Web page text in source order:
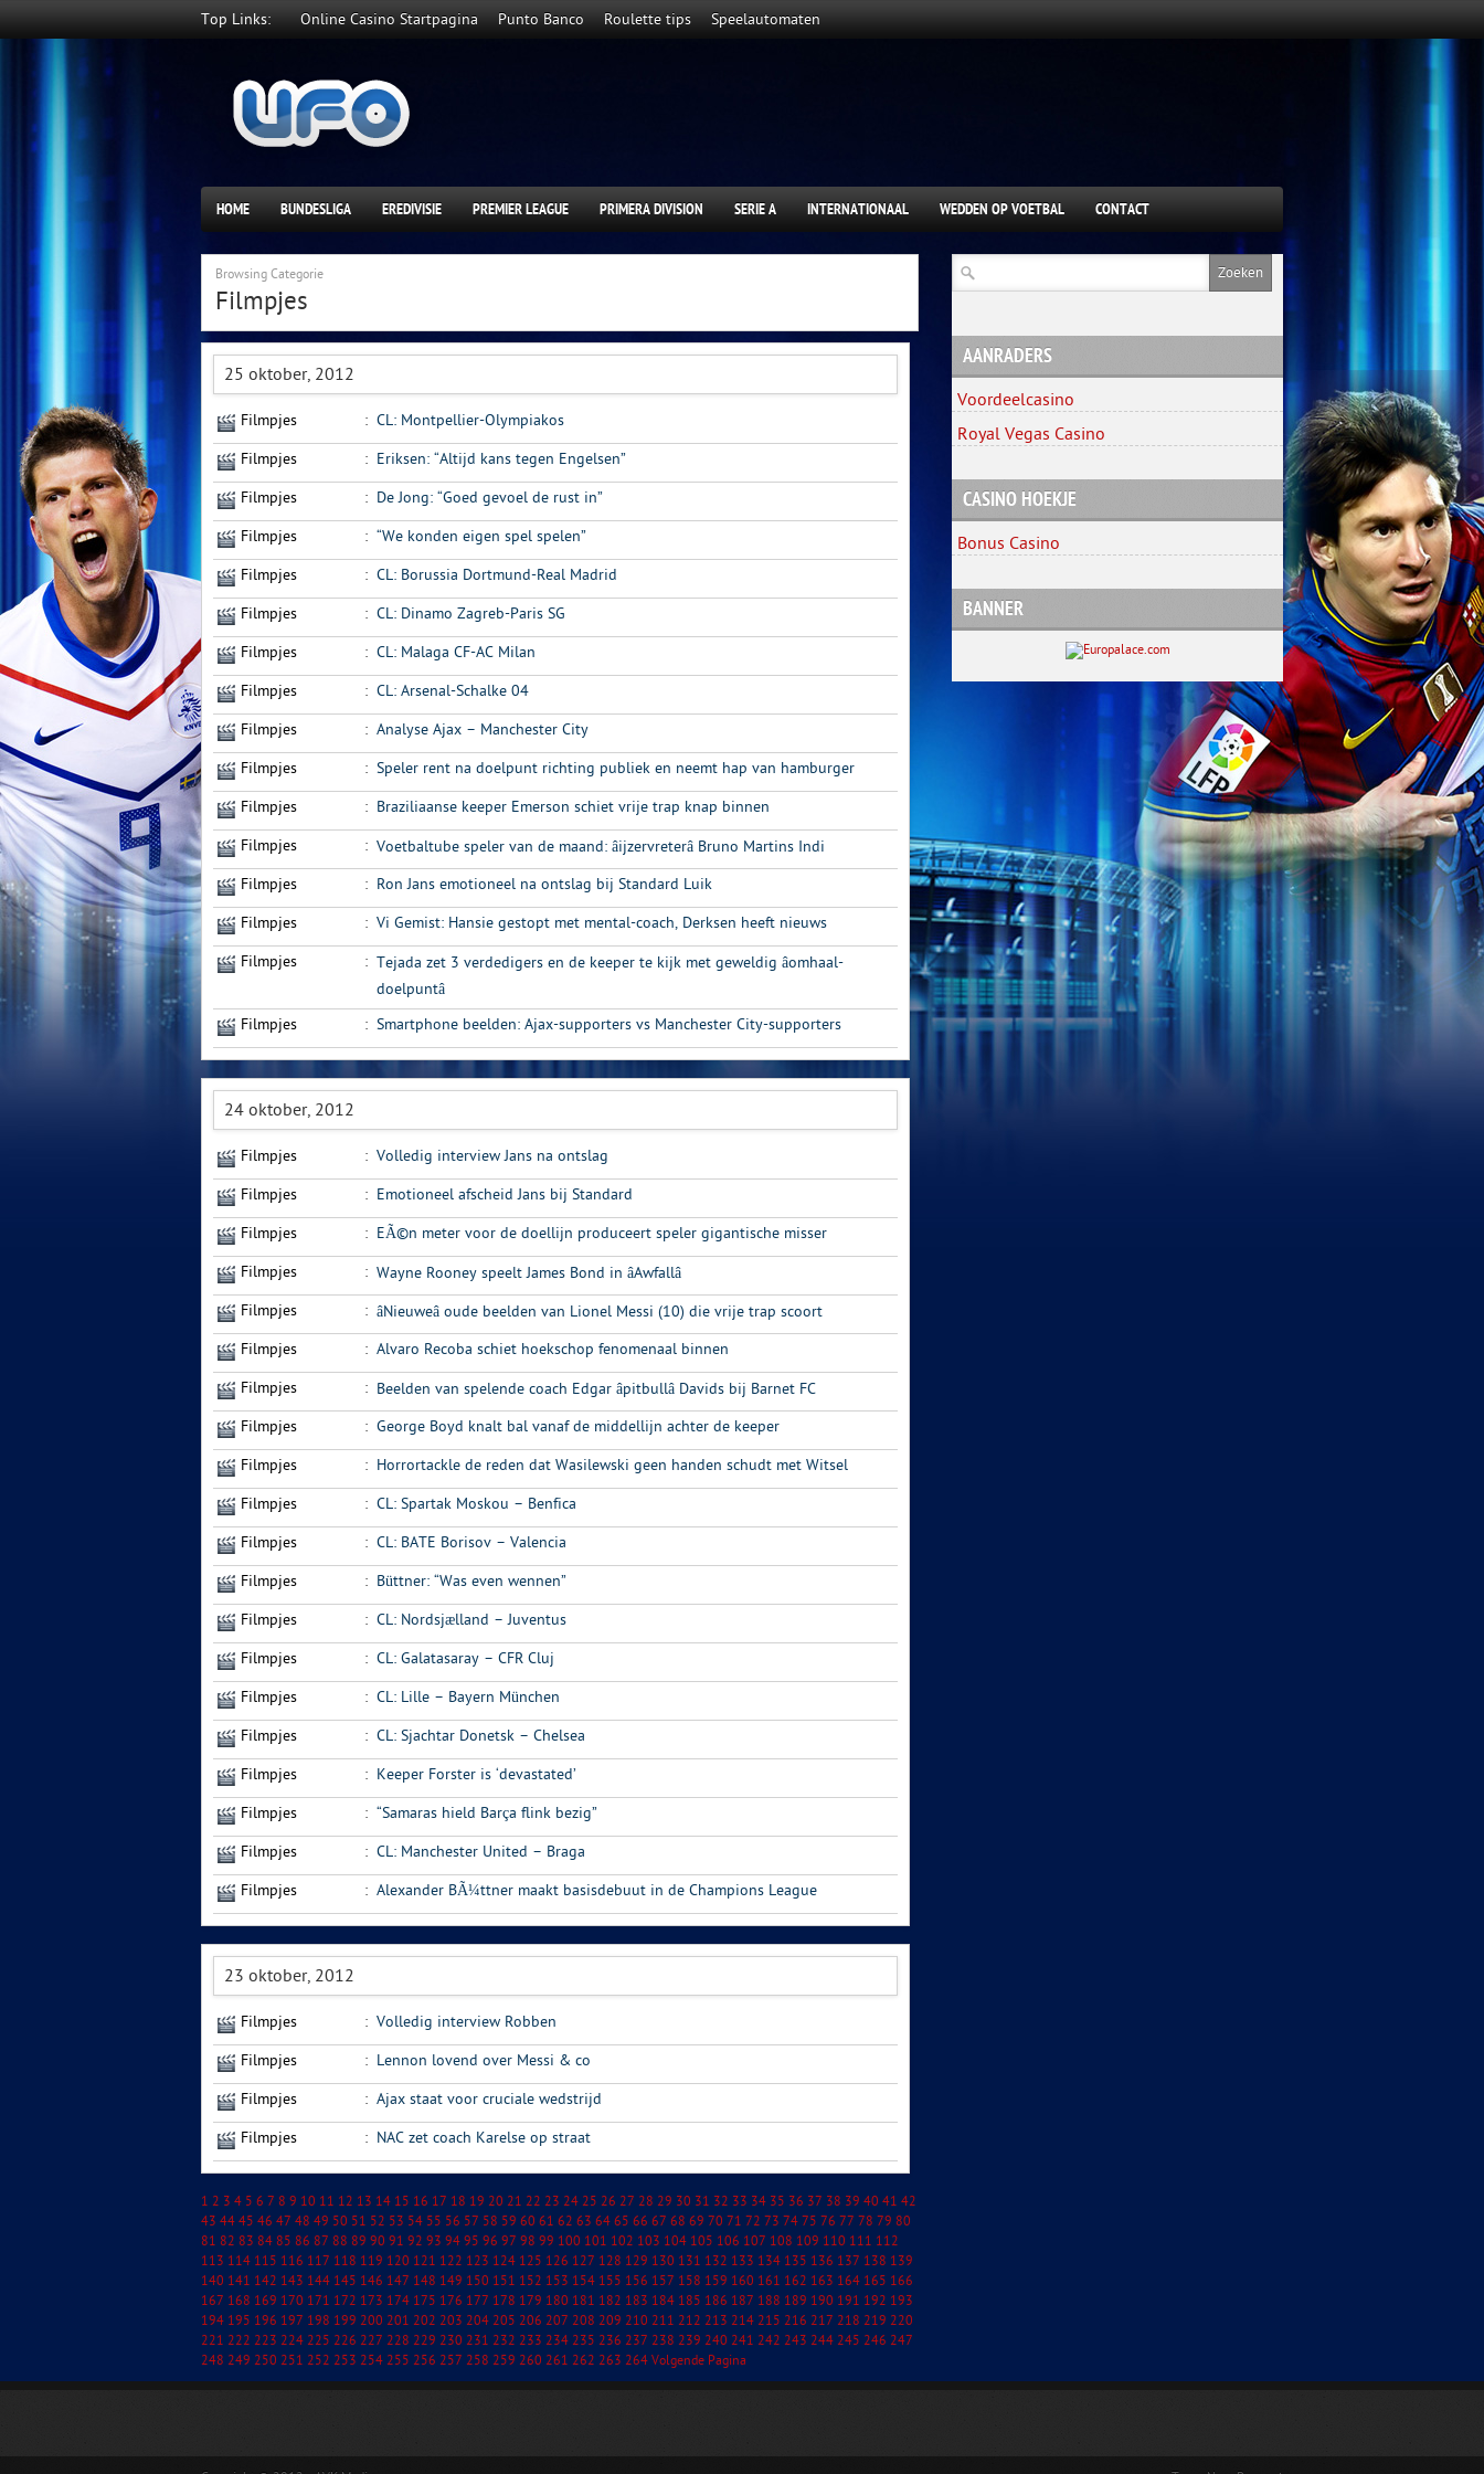
Top Links: Online Casino Startpagina Punto Banco Roulette tips Speelautomaten
HOME BUNDESLIGA EREDIVISIE PREMIER LEAGUE PRIMERA DIVISION SERIE A INTERNATIONAAL WEDDEN OP VOETBAL CONTACT
Browsing Categorie
Filmpjes
25 oktober, 2012
Filmpjes : CL: Montpellier-Olympiakos
Filmpjes : Eriksen: “Altijd kans tegen Engelsen”
Filmpjes : De Jong: “Goed gevoel de rust in”
Filmpjes : “We konden eigen spel spelen”
Filmpjes : CL: Borussia Dortmund-Real Madrid
Filmpjes : CL: Dinamo Zagreb-Paris SG
Filmpjes : CL: Malaga CF-AC Milan
Filmpjes : CL: Arsenal-Schalke 04
Filmpjes : Analyse Ajax – Manchester City
Filmpjes : Speler rent na doelpunt richting publiek en neemt hap van hamburger
Filmpjes : Braziliaanse keeper Emerson schiet vrije trap knap binnen
Filmpjes : Voetbaltube speler van de maand: âijzervreterâ Bruno Martins Indi
Filmpjes
: Ron Jans emotioneel na ontslag bij Standard Luik
Filmpjes : Vi Gemist: Hansie gestopt met mental-coach, Derksen heeft nieuws
Filmpjes : Tejada zet 3 verdedigers en de keeper te kijk met geweldig âomhaal-
doelpuntâ
Filmpjes
: Smartphone beelden: Ajax-supporters vs Manchester City-supporters
24 oktober, 2012
Filmpjes : Volledig interview Jans na ontslag
Filmpjes : Emotioneel afscheid Jans bij Standard
Filmpjes : EÃ©n meter voor de doellijn produceert speler gigantische misser
Filmpjes : Wayne Rooney speelt James Bond in âAwfallâ
Filmpjes
: âNieuweâ oude beelden van Lionel Messi (10) die vrije trap scoort
Filmpjes
: Alvaro Recoba schiet hoekschop fenomenaal binnen
Filmpjes : Beelden van spelende coach Edgar âpitbullâ Davids bij Barnet FC
Filmpjes
: George Boyd knalt bal vanaf de middellijn achter de keeper
Filmpjes : Horrortackle de reden dat Wasilewski geen handen schudt met Witsel
Filmpjes : CL: Spartak Moskou – Benfica
Filmpjes : CL: BATE Borisov – Valencia
Filmpjes : Büttner: “Was even wennen”
Filmpjes : CL: Nordsjælland – Juventus
Filmpjes : CL: Galatasaray – CFR Cluj
Filmpjes : CL: Lille – Bayern München
Filmpjes : CL: Sjachtar Donetsk – Chelsea
Filmpjes : Keeper Forster is ‘devastated’
Filmpjes : “Samaras hield Barça flink bezig”
Filmpjes : CL: Manchester United – Braga
Filmpjes : Alexander BÃ¼ttner maakt basisdebuut in de Champions League
23 oktober, 2012
Filmpjes : Volledig interview Robben
Filmpjes : Lennon lovend over Messi & co
Filmpjes : Ajax staat voor cruciale wedstrijd
Filmpjes : NAC zet coach Karelse op straat
1 2 3 4 5 6 7 8 9 10 11 12 13 14 15 16 17 18 19 20 21 22 23 24 25 26 27 28 29 30 31 32 33 34 35 36 37 38 39 40 41 42
43 44 45 46 47 48 49 50 51 52 53 54 55 56 57 58 59 60 61 62 63 64 65 66 67 68 69 70 71 72 73 74 75 76 77 78 79 80
81 82 83 84 85 86 87 88 89 90 91 92 93 94 95 96 97 98 99 100 101 102 103 104 105 106 107 108 109 110 111 112
113 114 115 116 117 118 119 120 121 122 123 124 125 126 127 128 129 130 131 132 133 134 135 136 137 138 139
140 141 142 143 144 145 146 147 148 149 150 151 152 153 154 155 156 157 158 159 160 161 162 163 164 165 166
167 168 169 170 171 172 173 174 175 176 177 178 179 180 181 182 183 184 185 186 187 188 189 190 191 192 193
194 195 196 197 198 199 200 201 202 203 204 205 206 207 208 209 210 211 212 213 214 215 216 217 218 219 220
221 222 223 224 225 226 227 228 229 230 231 232 233 234 235 236 237 238 239 240 241 242 243 244 245 246 247
248 249 250 251 252 253 254 255 256 257 258 259 260 261 262 263 264 Volgende Pagina
AANRADERS
Voordeelcasino
Royal Vegas Casino
CASINO HOEKJE
Bonus Casino
BANNER